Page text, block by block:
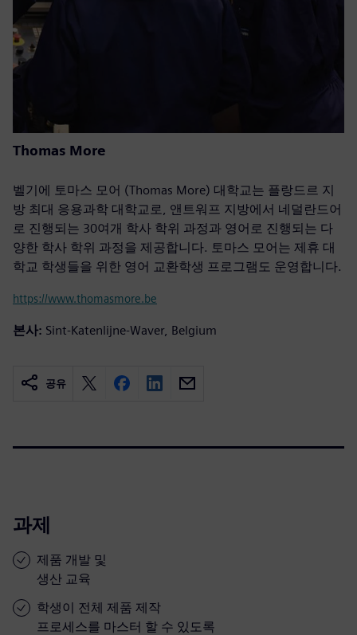
Thomas More
벨기에 토마스 모어 (Thomas More) 대학교는 플랑드르 지
방 최대 응용과학 대학교로, 앤트워프 지방에서 네덜란드어
로 진행되는 30여개 학사 학위 과정과 영어로 진행되는 다
양한 학사 학위 과정을 제공합니다. 토마스 모어는 제휴 대
학교 학생들을 위한 영어 교환학생 프로그램도 운영합니다.
https://www.thomasmore.be
본사: Sint-Katenlijne-Waver, Belgium
공유
과제
제품 개발 및
생산 교육
학생이 전체 제품 제작
프로세스를 마스터 할 수 있도록